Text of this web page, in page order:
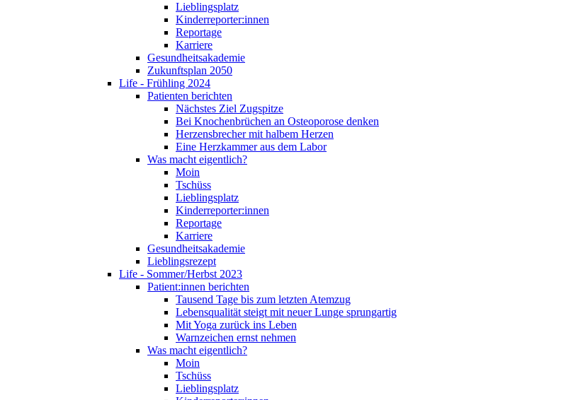
Lieblingsplatz
Kinderreporter:innen
Reportage
Karriere
Gesundheitsakademie
Zukunftsplan 2050
Life - Frühling 2024
Patienten berichten
Nächstes Ziel Zugspitze
Bei Knochenbrüchen an Osteoporose denken
Herzensbrecher mit halbem Herzen
Eine Herzkammer aus dem Labor
Was macht eigentlich?
Moin
Tschüss
Lieblingsplatz
Kinderreporter:innen
Reportage
Karriere
Gesundheitsakademie
Lieblingsrezept
Life - Sommer/Herbst 2023
Patient:innen berichten
Tausend Tage bis zum letzten Atemzug
Lebensqualität steigt mit neuer Lunge sprungartig
Mit Yoga zurück ins Leben
Warnzeichen ernst nehmen
Was macht eigentlich?
Moin
Tschüss
Lieblingsplatz